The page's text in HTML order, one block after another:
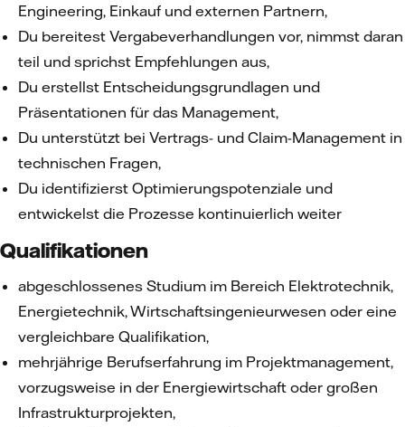
Engineering, Einkauf und externen Partnern,
Du bereitest Vergabeverhandlungen vor, nimmst daran
teil und sprichst Empfehlungen aus,
Du erstellst Entscheidungsgrundlagen und
Präsentationen für das Management,
Du unterstützt bei Vertrags- und Claim-Management in
technischen Fragen,
Du identifizierst Optimierungspotenziale und
entwickelst die Prozesse kontinuierlich weiter
Qualifikationen
abgeschlossenes Studium im Bereich Elektrotechnik,
Energietechnik, Wirtschaftsingenieurwesen oder eine
vergleichbare Qualifikation,
mehrjährige Berufserfahrung im Projektmanagement,
vorzugsweise in der Energiewirtschaft oder großen
Infrastrukturprojekten,